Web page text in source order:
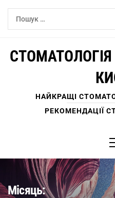
Skip
Пошук:
СТОМАТОЛОГІЯ
НАЙКРАЩІ
РЕКОМЕНДАЦІЇ
Місяць: